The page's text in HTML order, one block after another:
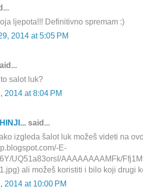
ljepota!!! Definitivno spremam :)
2014 at 5:05 PM
salot luk?
2014 at 8:04 PM
said...
izgleda šalot luk možeš videti na
E-
UQ51a83orsI/AAAAAAAAMFk/
ali možeš koristiti i bilo koji drugi
2014 at 10:00 PM